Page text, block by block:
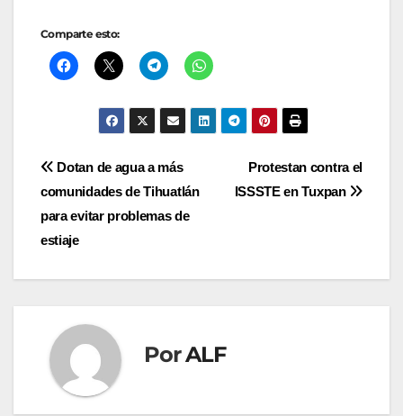
Comparte esto:
Navegación
de
entradas
Protestan contra el
ISSSTE en Tuxpan
Dotan de agua a más
comunidades de Tihuatlán
para evitar problemas de
estiaje
PorALF